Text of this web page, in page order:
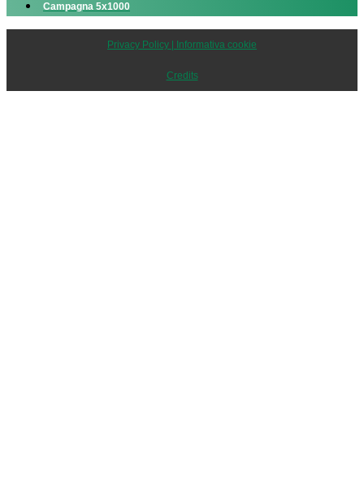
Campagna 5x1000
Privacy Policy | Informativa cookie
Credits